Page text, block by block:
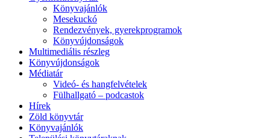
Könyvajánlók
Mesekuckó
Rendezvények, gyerekprogramok
Könyvújdonságok
Multimediális részleg
Könyvújdonságok
Médiatár
Videó- és hangfelvételek
Fülhallgató – podcastok
Hírek
Zöld könyvtár
Könyvajánlók